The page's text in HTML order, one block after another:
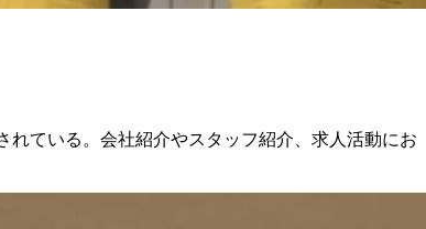
れている。会社紹介やスタッフ紹介、求人活動にお